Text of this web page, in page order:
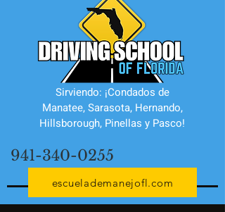
Sirviendo: ¡Condados de
Manatee, Sarasota, Hernando,
Hillsborough, Pinellas y Pasco!
941-340-0255
escuelademanejofl.com